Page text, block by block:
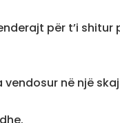
për t’i
vendosur në një